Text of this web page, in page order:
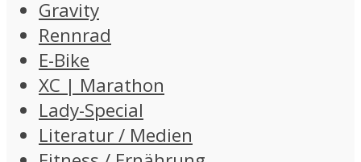
Gravity
Rennrad
E-Bike
XC | Marathon
Lady-Special
Literatur / Medien